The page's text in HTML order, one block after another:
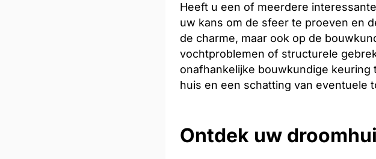
Heeft u een of meerdere
uw kans om de sfeer te proeven en
de charme, maar ook op de
vochtproblemen of structurele
onafhankelijke bouwkundige
huis en een schatting van eventuele
Ontdek uw